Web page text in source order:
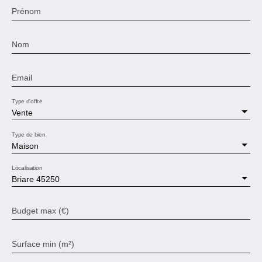
Prénom
Nom
Email
Vente
Type d'offre
Maison
Type de bien
Briare 45250
Localisation
Budget max (€)
Surface min (m²)